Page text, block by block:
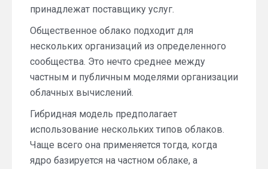
принадлежат поставщику услуг.
Общественное облако подходит для
нескольких организаций из определенного
сообщества. Это нечто среднее между
частным и публичным моделями организации
облачных вычислений.
Гибридная модель предполагает
использование нескольких типов облаков.
Чаще всего она применяется тогда, когда
ядро базируется на частном облаке, а